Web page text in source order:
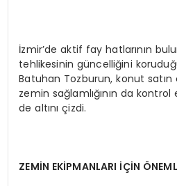
İzmir’de aktif fay hatlarının
tehlikesinin güncelliğini
Batuhan Tozburun, konut satın
zemin sağlamlığının da
de altını çizdi.
ZEMİN EKİPMANLARI İÇİN